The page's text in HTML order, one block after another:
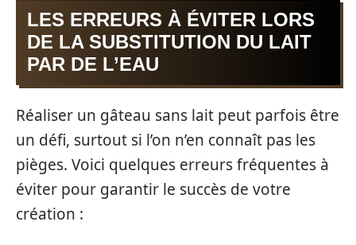
LES ERREURS À ÉVITER LORS
DE LA SUBSTITUTION DU LAIT
PAR DE L’EAU
Réaliser un gâteau sans lait peut parfois être
un défi, surtout si l’on n’en connaît pas les
pièges. Voici quelques erreurs fréquentes à
éviter pour garantir le succès de votre
création :